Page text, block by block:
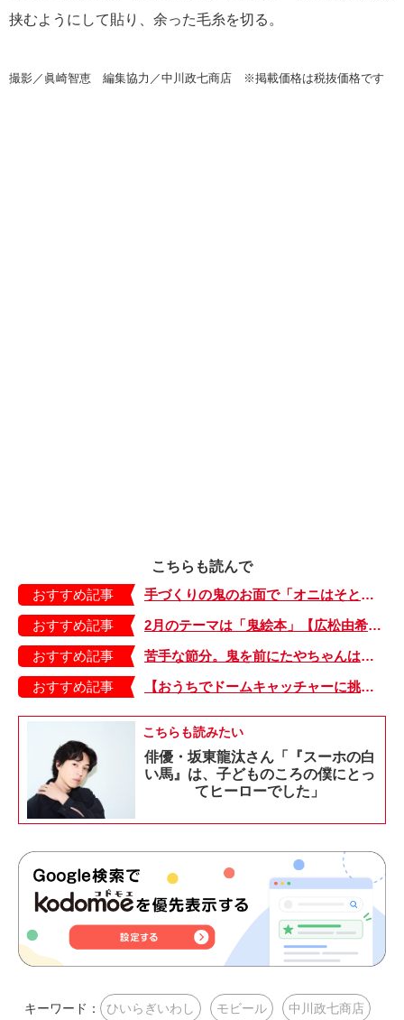
挟むようにして貼り、余った毛糸を切る。
撮影／眞崎智恵 編集協力／中川政七商店 ※掲載価格は税抜価格です
こちらも読んで
おすすめ記事
手づくりの鬼のお面で「オニはそとー！」【ハハコで楽しむ季節の暮らし・手づくり歳時記～2月～】
おすすめ記事
2月のテーマは「鬼絵本」【広松由希子の今月の絵本・91】
おすすめ記事
苦手な節分。鬼を前にたやちゃんは…【今日のたやちゃん・10】
おすすめ記事
【おうちでドームキャッチャーに挑戦だ】アンパンマン わくわくドームキャッチャー
こちらも読みたい
俳優・坂東龍汰さん「『スーホの白
い馬』は、子どものころの僕にとっ
てヒーローでした」
キーワード： ひいらぎいわし モビール 中川政七商店